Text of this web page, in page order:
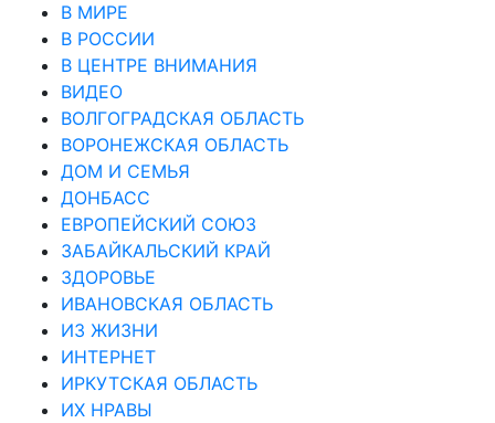
В МИРЕ
В РОССИИ
В ЦЕНТРЕ ВНИМАНИЯ
ВИДЕО
ВОЛГОГРАДСКАЯ ОБЛАСТЬ
ВОРОНЕЖСКАЯ ОБЛАСТЬ
ДОМ И СЕМЬЯ
ДОНБАСС
ЕВРОПЕЙСКИЙ СОЮЗ
ЗАБАЙКАЛЬСКИЙ КРАЙ
ЗДОРОВЬЕ
ИВАНОВСКАЯ ОБЛАСТЬ
ИЗ ЖИЗНИ
ИНТЕРНЕТ
ИРКУТСКАЯ ОБЛАСТЬ
ИХ НРАВЫ